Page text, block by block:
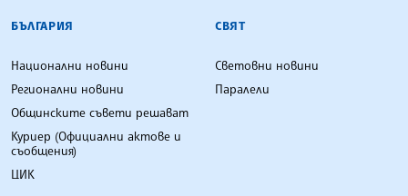
БЪЛГАРСКА ТЕЛЕГРАФНА АГЕНЦИЯ
БЪЛГАРИЯ
Национални новини
Регионални новини
Общинските съвети решават
Куриер (Официални актове и
съобщения)
ЦИК
СВЯТ
Световни новини
Паралели